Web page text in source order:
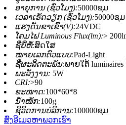
ອາຍຸການ (ຊົ່ວໂມງ):50000ຊມ
ເວລາເຮັດວຽກ (ຊົ່ວໂມງ):50000ຊມ
ແຮງດັນຂາເຂົ້າ(V):24VDC
ໂຄມໄຟ Luminous Flux(lm):>
ຊື່ຍີ່ຫໍ້:ສົດໃສ
ໝາຍເລກຕົວແບບ:Pad-Light
ຊື່ຜະລິດຕະພັນ:ພາຍໃຕ້ luminaires
ພະລັງງານ: 5W
CRI:>90
ຂະໜາດ:100*60*8
ນ້ຳໜັກ:100g
ຊີວິດການບໍລິການ:100000ຊມ
ສົ່ງອີເມວຫາພວກເຮົາ